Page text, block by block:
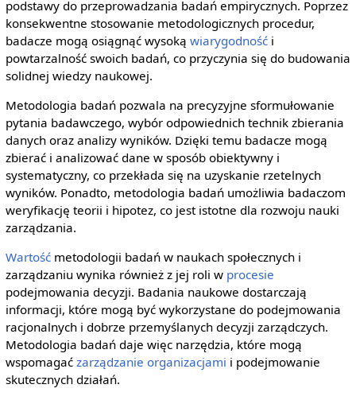
podstawy do przeprowadzania badań empirycznych. Poprzez
konsekwentne stosowanie metodologicznych procedur,
badacze mogą osiągnąć wysoką wiarygodnośći
powtarzalność swoich badań, co przyczynia się do budowania
solidnej wiedzy naukowej.
Metodologia badań pozwala na precyzyjne sformułowanie
pytania badawczego, wybór odpowiednich technik zbierania
danych oraz analizy wyników. Dzięki temu badacze mogą
zbierać i analizować dane w sposób obiektywny i
systematyczny, co przekłada się na uzyskanie rzetelnych
wyników. Ponadto, metodologia badań umożliwia badaczom
weryfikację teorii i hipotez, co jest istotne dla rozwoju nauki
zarządzania.
Wartośćmetodologii badań w naukach społecznych i
zarządzaniu wynika również z jej roli w procesie
podejmowania decyzji. Badania naukowe dostarczają
informacji, które mogą być wykorzystane do podejmowania
racjonalnych i dobrze przemyślanych decyzji zarządczych.
Metodologia badań daje więc narzędzia, które mogą
wspomagać zarządzanie organizacjami i podejmowanie
skutecznych działań.